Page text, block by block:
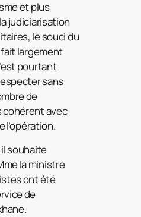
et plus
judiciarisation
le souci du
largement
pourtant
sans
de
avec
l’opération.
souhaite
la ministre
ont été
de